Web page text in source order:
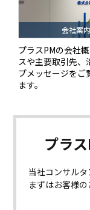
会社案
プラスPMの会社
スや主要取引先、
プメッセージをご
ます。
プラ
当社コンサルタ
まずはお客様の